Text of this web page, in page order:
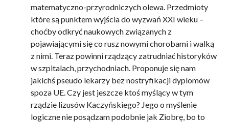
matematyczno-przyrodniczych olewa. Przedmioty
które są punktem wyjścia do wyzwań XXI wieku –
choćby odkryć naukowych związanych z
pojawiającymi się co rusz nowymi chorobami i walką
z nimi. Teraz powinni rządzący zatrudniać historyków
w szpitalach, przychodniach. Proponuje się nam
jakichś pseudo lekarzy bez nostryfikacji dyplomów
spoza UE. Czy jest jeszcze ktoś myślący w tym
rządzie lizusów Kaczyńskiego? Jego o myślenie
logiczne nie posądzam podobnie jak Ziobrę, bo to